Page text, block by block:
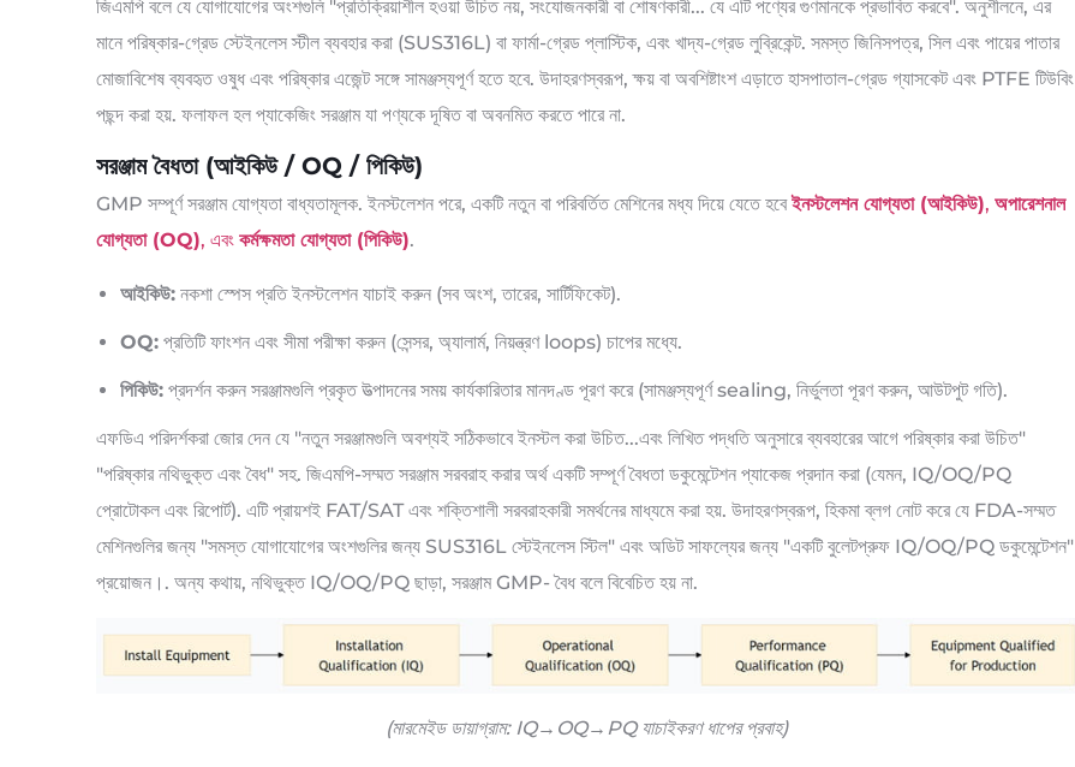
জিএমপি বলে যে যোগাযোগের অংশগুলি "প্রতিক্রিয়াশীল হওয়া উচিত নয়, সংযোজনকারী বা শোষণকারী... যে এটি পণ্যের গুণমানকে প্রভাবিত করবে". অনুশীলনে, এর
মানে পরিষ্কার-গ্রেড স্টেইনলেস স্টীল ব্যবহার করা (SUS316L) বা ফার্মা-গ্রেড প্লাস্টিক, এবং খাদ্য-গ্রেড লুব্রিকেন্ট. সমস্ত জিনিসপত্র, সিল এবং পায়ের পাতার
মোজাবিশেষ ব্যবহৃত ওষুধ এবং পরিষ্কার এজেন্ট সঙ্গে সামঞ্জস্যপূর্ণ হতে হবে. উদাহরণস্বরূপ, ক্ষয় বা অবশিষ্টাংশ এড়াতে হাসপাতাল-গ্রেড গ্যাসকেট এবং PTFE টিউবিং
পছন্দ করা হয়. ফলাফল হল প্যাকেজিং সরঞ্জাম যা পণ্যকে দূষিত বা অবনমিত করতে পারে না.
সরঞ্জাম বৈধতা (আইকিউ / OQ / পিকিউ)
GMP সম্পূর্ণ সরঞ্জাম যোগ্যতা বাধ্যতামূলক. ইনস্টলেশন পরে, একটি নতুন বা পরিবর্তিত মেশিনের মধ্য দিয়ে যেতে হবেইনস্টলেশন যোগ্যতা (আইকিউ), অপারেশনাল
যোগ্যতা (OQ), এবং কর্মক্ষমতা যোগ্যতা (পিকিউ).
আইকিউ: নকশা স্পেস প্রতি ইনস্টলেশন যাচাই করুন (সব অংশ, তারের, সার্টিফিকেট).
OQ: প্রতিটি ফাংশন এবং সীমা পরীক্ষা করুন (সেন্সর, অ্যালার্ম, নিয়ন্ত্রণ loops) চাপের মধ্যে.
পিকিউ: প্রদর্শন করুন সরঞ্জামগুলি প্রকৃত উত্পাদনের সময় কার্যকারিতার মানদণ্ড পূরণ করে (সামঞ্জস্যপূর্ণ sealing, নির্ভুলতা পূরণ করুন, আউটপুট গতি).
এফডিএ পরিদর্শকরা জোর দেন যে "নতুন সরঞ্জামগুলি অবশ্যই সঠিকভাবে ইনস্টল করা উচিত...এবং লিখিত পদ্ধতি অনুসারে ব্যবহারের আগে পরিষ্কার করা উচিত"
"পরিষ্কার নথিভুক্ত এবং বৈধ" সহ. জিএমপি-সম্মত সরঞ্জাম সরবরাহ করার অর্থ একটি সম্পূর্ণ বৈধতা ডকুমেন্টেশন প্যাকেজ প্রদান করা (যেমন, IQ/OQ/PQ
প্রোটোকল এবং রিপোর্ট). এটি প্রায়শই FAT/SAT এবং শক্তিশালী সরবরাহকারী সমর্থনের মাধ্যমে করা হয়. উদাহরণস্বরূপ, হিকমা ব্লগ নোট করে যে FDA-সম্মত
মেশিনগুলির জন্য "সমস্ত যোগাযোগের অংশগুলির জন্য SUS316L স্টেইনলেস স্টিল" এবং অডিট সাফল্যের জন্য "একটি বুলেটপ্রুফ IQ/OQ/PQ ডকুমেন্টেশন"
প্রয়োজন।. অন্য কথায়, নথিভুক্ত IQ/OQ/PQ ছাড়া, সরঞ্জাম GMP- বৈধ বলে বিবেচিত হয় না.
(মারমেইড ডায়াগ্রাম: IQ→OQ→PQ যাচাইকরণ ধাপের প্রবাহ)